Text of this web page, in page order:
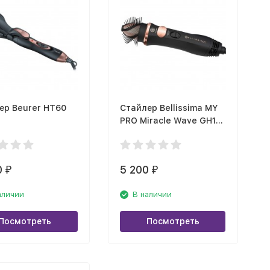
Beurer HT60
₽
Стайлер Bellissima MY
PRO Miracle Wave GH19
5 200₽
В наличии
Посмотреть